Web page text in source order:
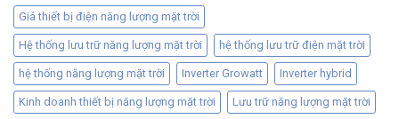
Giá thiết bị điện năng lượng mặt trời
Hệ thống lưu trữ năng lượng mặt trời hệ thống lưu trữ điện mặt trời
hệ thống năng lượng mặt trời Inverter Growatt Inverter hybrid
Kinh doanh thiết bị năng lượng mặt trời Lưu trữ năng lượng mặt trời